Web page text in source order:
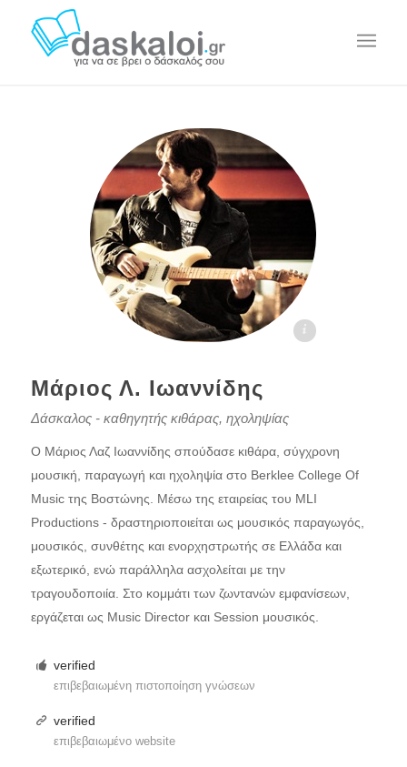
Μάριος Λαζ Ιωαννίδης daskaloi.gr
Μάριος Λ. Ιωαννίδης
Δάσκαλος - καθηγητής κιθάρας, ηχοληψίας
Ο Μάριος Λαζ Ιωαννίδης σπούδασε κιθάρα, σύγχρονη
μουσική, παραγωγή και ηχοληψία στο Berklee College Of
Music της Βοστώνης. Μέσω της εταιρείας του MLI
Productions - δραστηριοποιείται ως μουσικός παραγωγός,
μουσικός, συνθέτης και ενορχηστρωτής σε Ελλάδα και
εξωτερικό, ενώ παράλληλα ασχολείται με την
τραγουδοποιία. Στο κομμάτι των ζωντανών εμφανίσεων,
εργάζεται ως Music Director και Session μουσικός.
verified
επιβεβαιωμένη πιστοποίηση γνώσεων
verified
επιβεβαιωμένο website